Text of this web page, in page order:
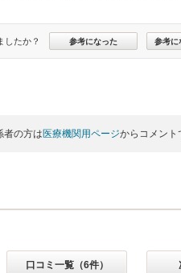
したか？ 参考になった 参考に
者の方は 医療機関用ページからコメント
口コミ一覧（6件）